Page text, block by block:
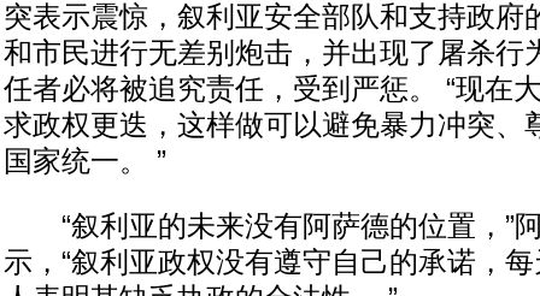
突表示震惊，叙利亚安全部队和支持政府
和市民进行无差别炮击，并出现了屠杀行
任者必将被追究责任，受到严惩。 “现在
求政权更迭，这样做可以避免暴力冲突、
国家统一。 ”
“叙利亚的未来没有阿萨德的位置，”
示，“叙利亚政权没有遵守自己的承诺，